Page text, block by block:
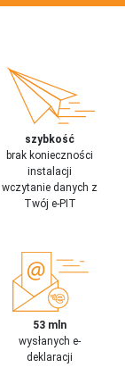
szybkość
brak konieczności
instalacji
wczytanie danych z
Twój e-PIT
53 mln
wysłanych e-
deklaracji